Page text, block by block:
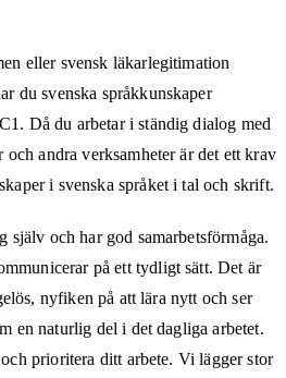
eller svensk läkarlegitimation
du svenska språkkunskaper
Då du arbetar i ständig dialog med
andra verksamheter är det ett krav
i svenska språket i tal och skrift.
själv och har god samarbetsförmåga.
på ett tydligt sätt. Det är
nyfiken på att lära nytt och ser
en naturlig del i det dagliga arbetet.
prioritera ditt arbete. Vi lägger stor